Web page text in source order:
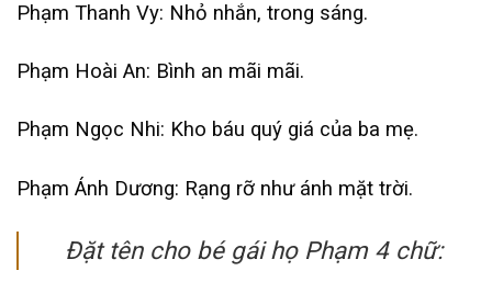
Phạm Thanh Vy: Nhỏ nhắn, trong sáng.
Phạm Hoài An: Bình an mãi mãi.
Phạm Ngọc Nhi: Kho báu quý giá của ba mẹ.
Phạm Ánh Dương: Rạng rỡ như ánh mặt trời.
Đặt tên cho bé gái họ Phạm 4 chữ: